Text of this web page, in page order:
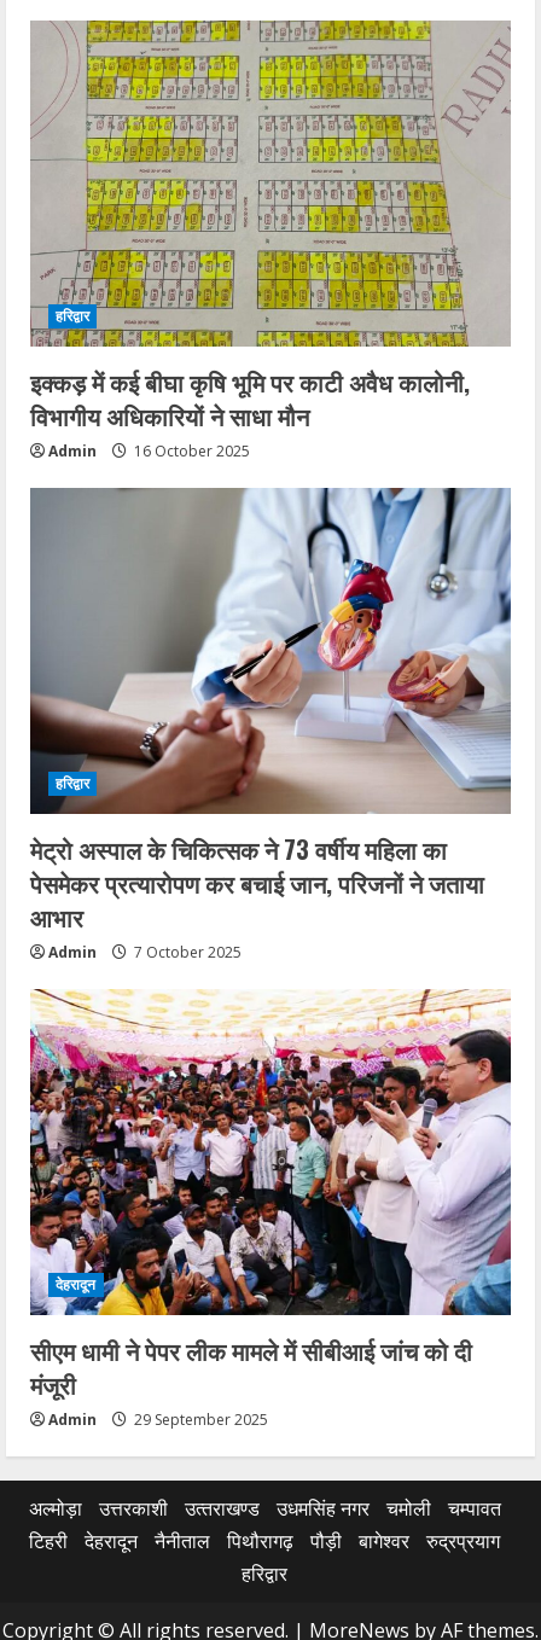
हरिद्वार
इक्कड़ में कई बीघा कृषि भूमि पर काटी अवैध कालोनी,
विभागीय अधिकारियों ने साधा मौन
Admin 16 October 2025
हरिद्वार
मेट्रो अस्पाल के चिकित्सक ने 73 वर्षीय महिला का
पेसमेकर प्रत्यारोपण कर बचाई जान, परिजनों ने जताया
आभार
Admin 7 October 2025
देहरादून
सीएम धामी ने पेपर लीक मामले में सीबीआई जांच को दी
मंजूरी
Admin 29 September 2025
अल्मोड़ा उत्तरकाशी उत्‍तराखण्‍ड उधमसिंह नगर चमोली
चम्पावत
टिहरी
देहरादून नैनीताल पिथौरागढ़ पौड़ी बागेश्वर
रुद्रप्रयाग
हरिद्वार
Copyright © All rights reserved. | MoreNews by AF themes.